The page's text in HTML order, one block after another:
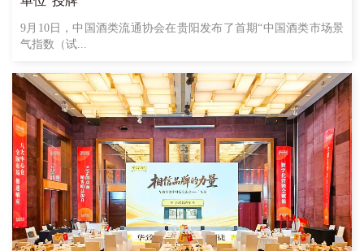
9月10日，中国酒类流通协会在贵阳发布了首期“中国酒类市场景
气指数（试...